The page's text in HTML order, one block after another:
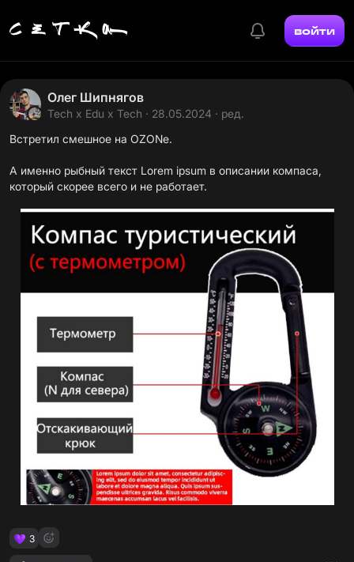
войти
Олег Шипнягов
Tech x Edu x Tech · 28.05.2024 · ред.
Встретил смешное на OZONе.
А именно рыбный текст Lorem ipsum в описании компаса,
который скорее всего и не работает.
3